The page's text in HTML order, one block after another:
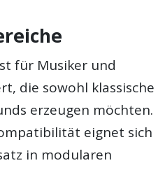
für Musiker und
die sowohl klassische
erzeugen möchten.
eignet sich
in modularen